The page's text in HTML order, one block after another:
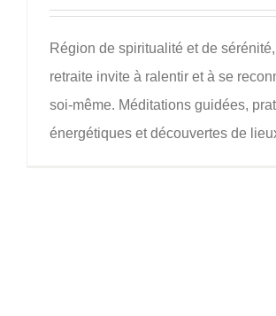
Région de spiritualité et de
retraite invite à ralentir et à se
soi-même. Méditations guidées,
énergétiques et découvertes de